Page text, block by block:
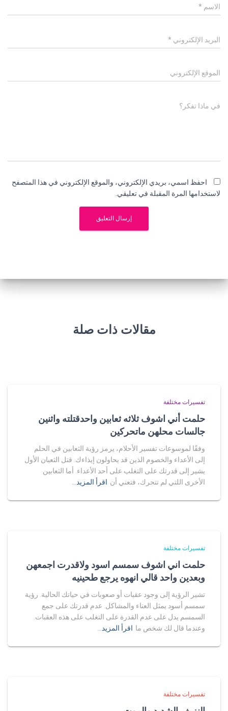
الاسم *
البريد الإلكتروني *
الموقع الإلكتروني
في ماذا تفكر؟
احفظ اسمي، بريدي الإلكتروني، والموقع الإلكتروني في هذا المتصفح
لاستخدامها المرة المقبلة في تعليقي.
مقالات ذات صلة
تفسيرات مختلفة
حلمت أني اشوف ثلاثه ثعابين واحدقتلته واثنين
جالسات محلهن ماتحركين
وفقًا لموسوعات تفسير الأحلام، يرمز رؤية الثعابين في الحلم
إلى الأعداء والخصوم الذين قد يحاولون إيذاءك. قتل الثعبان الأول
يشير إلى قدرتك على التغلب على أحد الأعداء. أما الثعابين
الأخرى اللتي لم تتحرك، فتعني أن اقرأ المزيد…
تفسيرات مختلفة
حلمت اني اشوف سمسم اسود ولاقدرت اجمعهن
وبعدين واحد قالي انهوه يرجع طحينيه
تشير الرؤية إلى وجود عقبات أو صعوبات في حياتك الحالية. رؤية
سمسم أسود يمثل العناء والمشاكل. عدم قدرتك على جمع
السمسم يدل على عدم القدرة على التغلب على هذه العقبات.
وعندما قال لك شخص ما اقرأ المزيد…
تفسيرات مختلفة